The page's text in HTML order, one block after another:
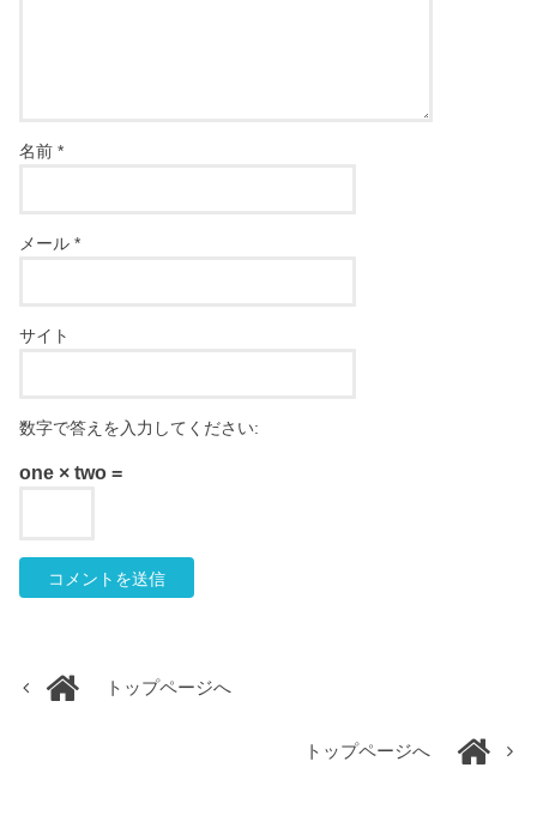
名前*
メール*
サイト
数字で答えを入力してください:
one × two =
トップページへ
トップページへ